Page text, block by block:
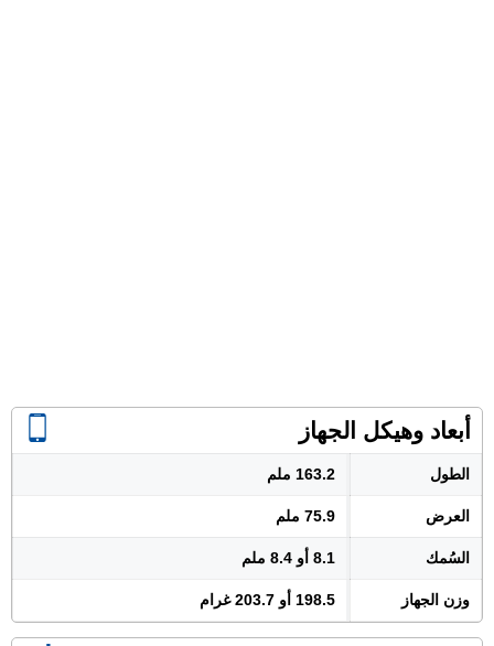
أبعاد وهيكل الجهاز
الطول 163.2 ملم
العرض 75.9 ملم
السُمك 8.1 أو 8.4 ملم
وزن الجهاز 198.5 أو 203.7 غرام